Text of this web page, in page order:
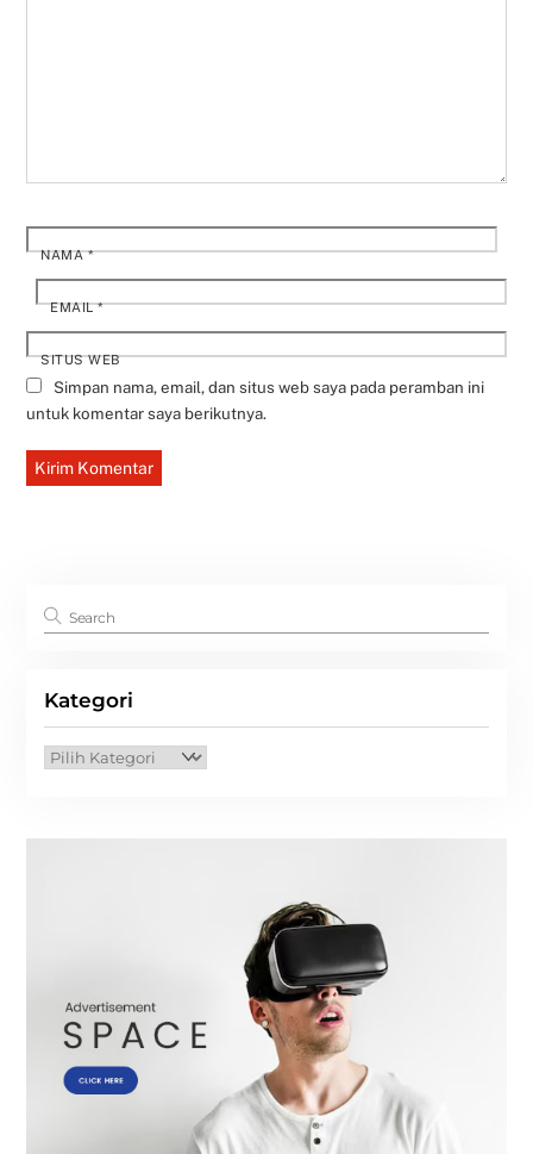
NAMA*
EMAIL*
SITUS WEB
Simpan nama, email, dan situs web saya pada peramban ini
untuk komentar saya berikutnya.
Kategori
Kategori